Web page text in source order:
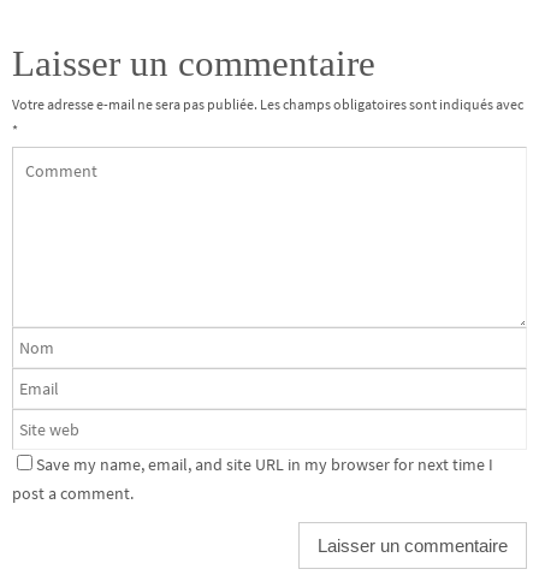
Laisser un commentaire
Votre adresse e-mail ne sera pas publiée. Les champs obligatoires sont indiqués avec
*
Save my name, email, and site URL in my browser for next time I
post a comment.